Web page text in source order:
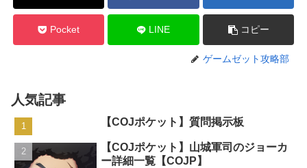
Pocket LINE コピー
ゲームゼット攻略部
人気記事
【COJポケット】質問掲示板
【COJポケット】山城軍司のジョーカ
ー詳細一覧【COJP】